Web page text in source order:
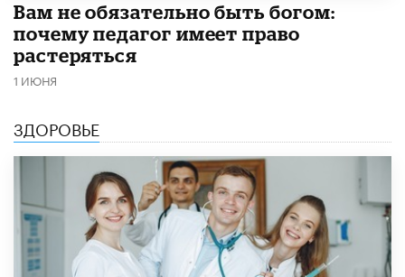
​Вам не обязательно быть богом:
почему педагог имеет право
растеряться
1 ИЮНЯ
ЗДОРОВЬЕ